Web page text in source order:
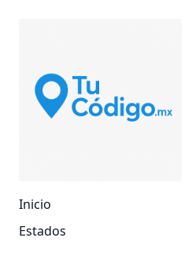
Inicio
Estados